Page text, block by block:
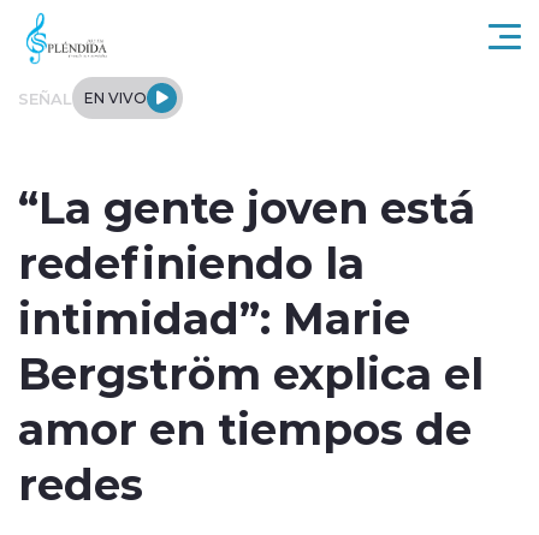
Click acá para ir directamente al contenido
SEÑAL EN VIVO
Regional
Tendencias
Internacional
Deportes
“La gente joven está
redefiniendo la
intimidad”: Marie
Bergström explica el
amor en tiempos de
redes